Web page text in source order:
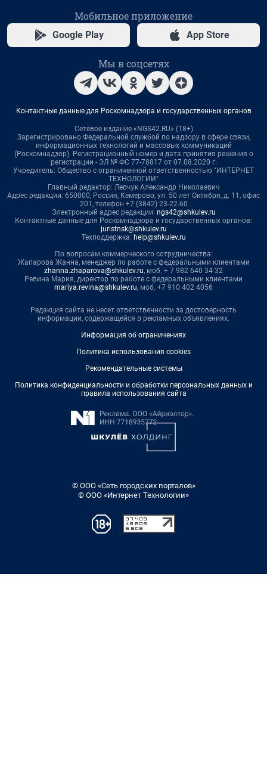
Мобильное приложение
Google Play App Store
Мы в соцсетях
Контактные данные для Роскомнадзора и государственных органов
Сетевое издание «NGS42.RU» (18+)
Зарегистрировано Федеральной службой по надзору в сфере связи,
информационных технологий и массовых коммуникаций
(Роскомнадзор). Регистрационный номер и дата принятия решения о
регистрации - ЭЛ № ФС 77-78817 от 07.08.2020 г.
Учредитель: Общество с ограниченной ответственностью "ИНТЕРНЕТ
ТЕХНОЛОГИИ"
Главный редактор: Левчук Александр Николаевич
Адрес редакции: 650000, Россия, Кемерово, ул. 50 лет Октября, д. 11, офис
201, телефон +7 (3842) 23-22-60
Электронный адрес редакции: ngs42@shkulev.ru
Контактные данные для Роскомнадзора и государственных органов:
juristnsk@shkulev.ru
Техподдержка: help@shkulev.ru
По вопросам коммерческого сотрудничества:
Жапарова Жанна, менеджер по работе с федеральными клиентами
zhanna.zhaparova@shkulev.ru, моб. + 7 982 640 34 32
Ревина Мария, директор по работе с федеральными клиентами
mariya.revina@shkulev.ru, моб. +7 910 402 4056
Редакция сайта не несет ответственности за достоверность
информации, содержащейся в рекламных объявлениях.
Информация об ограничениях
Политика использования cookies
Рекомендательные системы
Политика конфиденциальности и обработки персональных данных и
правила использования сайта
© ООО «Сеть городских порталов»
© ООО «Интернет Технологии»